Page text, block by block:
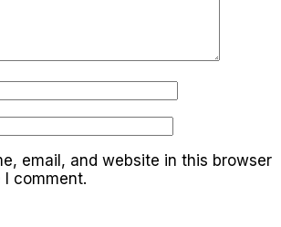
email, and website in this browser
comment.